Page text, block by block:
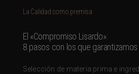
La Calidad como premisa
El «Compromiso Lisardo»:
8 pasos con los que
Selección de materia prima e